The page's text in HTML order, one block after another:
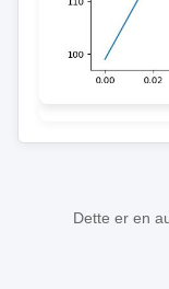
Dette er en